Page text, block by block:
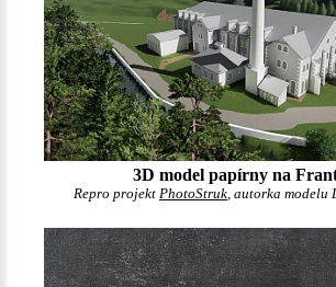
3D model papírny na
Repro projekt PhotoStruk, autorka modelu